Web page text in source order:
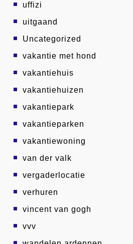
uffizi
uitgaand
Uncategorized
vakantie met hond
vakantiehuis
vakantiehuizen
vakantiepark
vakantieparken
vakantiewoning
van der valk
vergaderlocatie
verhuren
vincent van gogh
vvv